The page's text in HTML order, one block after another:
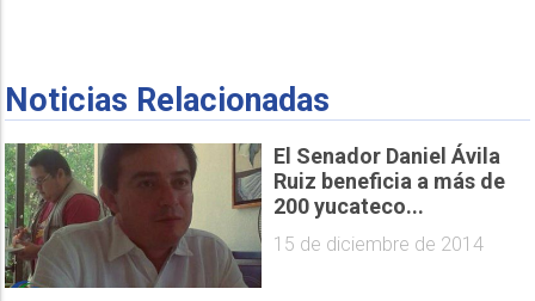
Noticias Relacionadas
El Senador Daniel Ávila
Ruiz beneficia a más de
200 yucateco...
15 de diciembre de 2014